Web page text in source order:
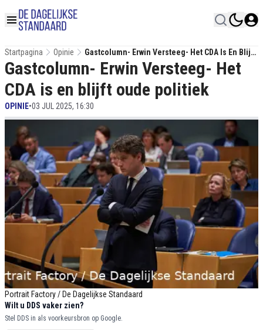
Startpagina Opinie
Gastcolumn- Erwin Versteeg- Het CDA Is En Blijft
Oude Politiek
Portrait Factory / De Dagelijkse Standaard
Gastcolumn- Erwin Versteeg- Het
CDA is en blijft oude politiek
OPINIE•03 JUL 2025, 16:30
Wilt u DDS vaker zien?
Stel DDS in als voorkeursbron op Google.